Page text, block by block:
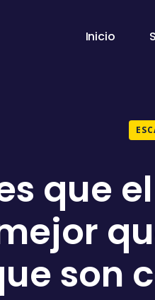
Inicio
que
son